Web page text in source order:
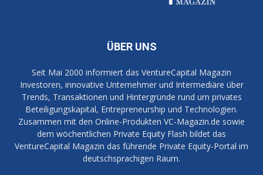
ÜBER UNS
Seit Mai 2000 informiert das VentureCapital Magazin
Investoren, innovative Unternehmer und Intermediäre über
Trends, Transaktionen und Hintergründe rund um privates
Beteiligungskapital, Entrepreneurship und Technologien.
Zusammen mit den Online-Produkten VC-Magazin.de sowie
dem wöchentlichen Private Equity Flash bildet das
VentureCapital Magazin das führende Private Equity-Portal im
deutschsprachigen Raum.